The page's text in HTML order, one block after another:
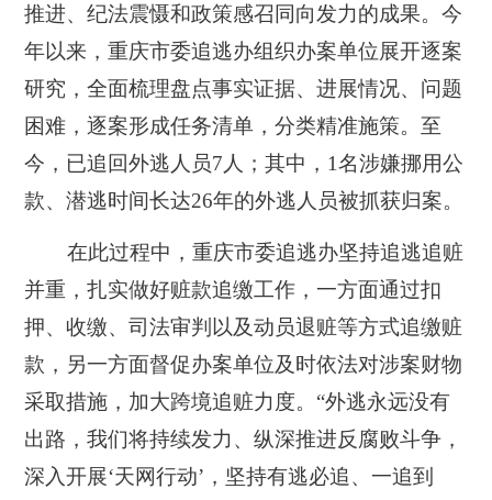
推进、纪法震慑和政策感召同向发力的成果。今
年以来，重庆市委追逃办组织办案单位展开逐案
研究，全面梳理盘点事实证据、进展情况、问题
困难，逐案形成任务清单，分类精准施策。至
今，已追回外逃人员7人；其中，1名涉嫌挪用公
款、潜逃时间长达26年的外逃人员被抓获归案。
在此过程中，重庆市委追逃办坚持追逃追赃
并重，扎实做好赃款追缴工作，一方面通过扣
押、收缴、司法审判以及动员退赃等方式追缴赃
款，另一方面督促办案单位及时依法对涉案财物
采取措施，加大跨境追赃力度。“外逃永远没有
出路，我们将持续发力、纵深推进反腐败斗争，
深入开展‘天网行动’，坚持有逃必追、一追到